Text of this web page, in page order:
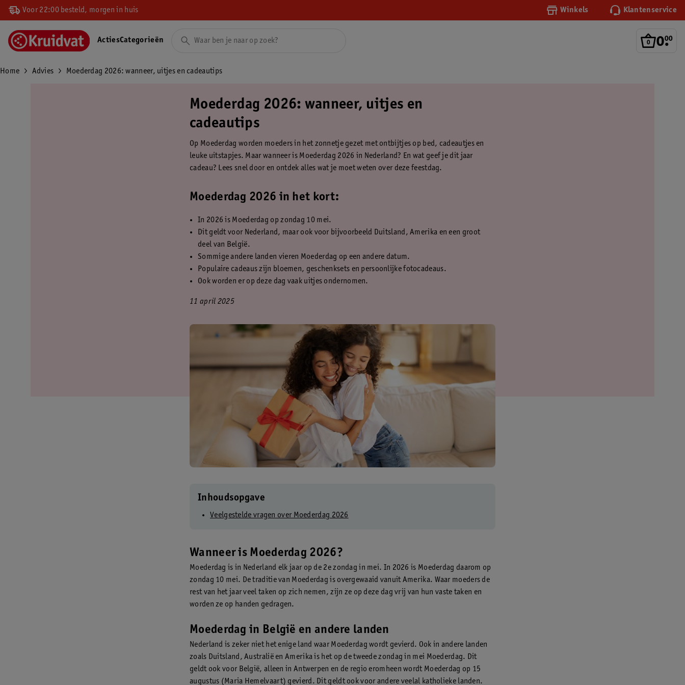
Voor 22:00 besteld, morgen in huis Winkels Klantenservice
0.
00
ActiesCategorieën
Home Advies Moederdag 2026: wanneer, uitjes en cadeautips
Moederdag 2026: wanneer, uitjes en
cadeautips
Op Moederdag worden moeders in het zonnetje gezet met ontbijtjes op bed, cadeautjes en
leuke uitstapjes. Maar wanneer is Moederdag 2026 in Nederland? En wat geef je dit jaar
cadeau? Lees snel door en ontdek alles wat je moet weten over deze feestdag.
Moederdag 2026 in het kort:
In 2026 is Moederdag op zondag 10 mei.
Dit geldt voor Nederland, maar ook voor bijvoorbeeld Duitsland, Amerika en een groot
deel van België.
Sommige andere landen vieren Moederdag op een andere datum.
Populaire cadeaus zijn bloemen, geschenksets en persoonlijke fotocadeaus.
Ook worden er op deze dag vaak uitjes ondernomen.
11 april 2025
Inhoudsopgave
Veelgestelde vragen over Moederdag 2026
Wanneer is Moederdag 2026?
Moederdag is in Nederland elk jaar op de 2e zondag in mei. In 2026 is Moederdag daarom op
zondag 10 mei. De traditie van Moederdag is overgewaaid vanuit Amerika. Waar moeders de
rest van het jaar veel taken op zich nemen, zijn ze op deze dag vrij van hun vaste taken en
worden ze op handen gedragen.
Moederdag in België en andere landen
Nederland is zeker niet het enige land waar Moederdag wordt gevierd. Ook in andere landen
zoals Duitsland, Australië en Amerika is het op de tweede zondag in mei Moederdag. Dit
geldt ook voor België, alleen in Antwerpen en de regio eromheen wordt Moederdag op 15
augustus (Maria Hemelvaart) gevierd. Dit geldt ook voor andere veelal katholieke landen.